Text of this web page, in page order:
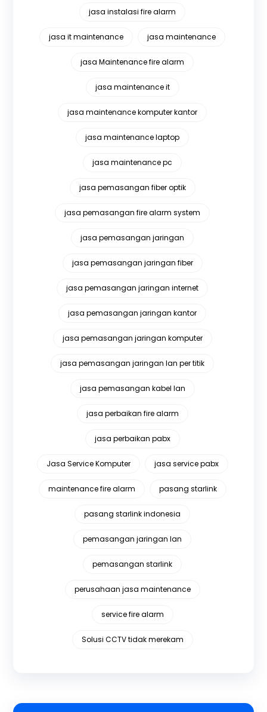
jasa instalasi fire alarm
jasa it maintenance jasa maintenance
jasa Maintenance fire alarm
jasa maintenance it
jasa maintenance komputer kantor
jasa maintenance laptop
jasa maintenance pc
jasa pemasangan fiber optik
jasa pemasangan fire alarm system
jasa pemasangan jaringan
jasa pemasangan jaringan fiber
jasa pemasangan jaringan internet
jasa pemasangan jaringan kantor
jasa pemasangan jaringan komputer
jasa pemasangan jaringan lan per titik
jasa pemasangan kabel lan
jasa perbaikan fire alarm
jasa perbaikan pabx
Jasa Service Komputer jasa service pabx
maintenance fire alarm pasang starlink
pasang starlink indonesia
pemasangan jaringan lan
pemasangan starlink
perusahaan jasa maintenance
service fire alarm
Solusi CCTV tidak merekam